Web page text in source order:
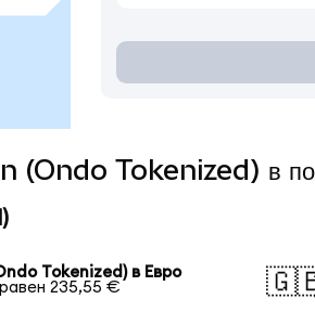
(Ondo Tokenized) в
Tokenized) в Евро
235,55 €